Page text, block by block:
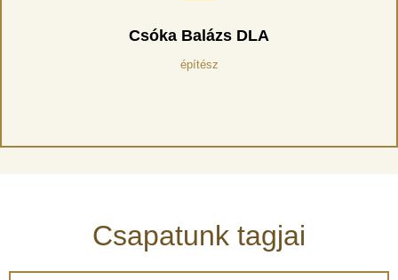
Csóka Balázs DLA
építész
Csapatunk tagjai